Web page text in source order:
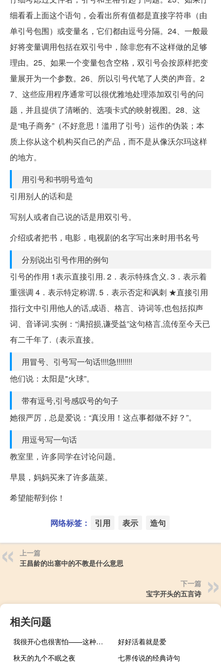
细看看上面这个语句，会看出所有值都是直接字符串（由
单引号包围）或变量名，它们都由逗号分隔。24、一般最
好将变量调用包括在双引号中，除非您有不这样做的足够
理由。25、如果一个变量包含空格，双引号会按原样把变
量展开为一个参数。26、所以引号代笔了人类的声音。2
7、这些应用程序通常可以很优雅地处理添加双引号的问
题，并且提供了清晰的、选项卡式的映射视图。28、这
是“电子商务”（不好意思！滥用了引号）运作的伪装；本
质上你从这个机构买自己的产品，而不是从像沃尔玛这样
的地方。
用引号和书明号造句
引用别人的话和是
写别人或者自己说的话是用双引号。
介绍或者把书，电影，电视剧的名字写出来时用书名号
分别说出引号作用的例句
引号的作用 1表示直接引用. 2．表示特殊含义. 3．表示着
重强调 4．表示特定称谓. 5．表示否定和讽刺 ★直接引用
指行文中引用他人的话,成语、格言、诗词等,也包括拟声
词、音译词.实例：“满招损,谦受益”这句格言,流传至今天已
有二千年了.（表示直接。
用冒号、引号写一句话!!!!急!!!!!!!!
他们说：太阳是"火球”。
带有逗号,引号感叹号的句子
她很严厉，总是爱说：“真没用！这点事都做不好？”。
用逗号写一句话
教室里，许多同学在讨论问题。
早晨，妈妈买来了许多蔬菜。
希望能帮到你！
网络标签： 引用 表示 造句
上一篇
王昌龄的出塞中的不教是什么意思
下一篇
宝字开头的五言诗
相关问题
我很开心也很害怕——这种偷东西的味道就像写句子一样
好好活着就是爱
秋天的九个不眠之夜
七界传说的经典诗句